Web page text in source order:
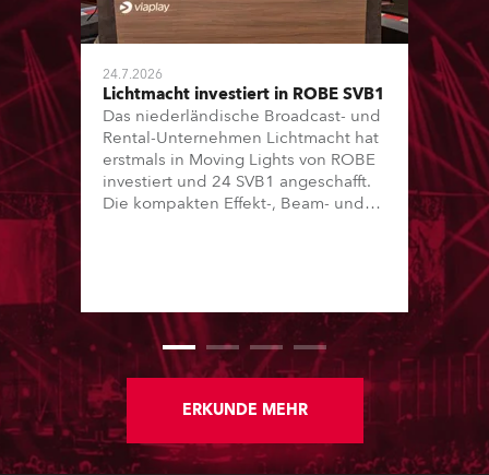
24.7.2026
Lichtmacht investiert in ROBE SVB1
Das niederländische Broadcast- und
Rental-Unternehmen Lichtmacht hat
erstmals in Moving Lights von ROBE
investiert und 24 SVB1 angeschafft.
Die kompakten Effekt-, Beam- und
ERKUNDE MEHR